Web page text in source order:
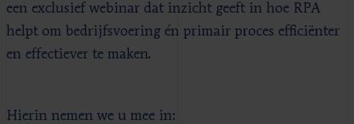
een exclusief webinar dat inzicht geeft in hoe RPA
helpt om bedrijfsvoering én primair proces efficiënter
en effectiever te maken.
Hierin nemen we u mee in: